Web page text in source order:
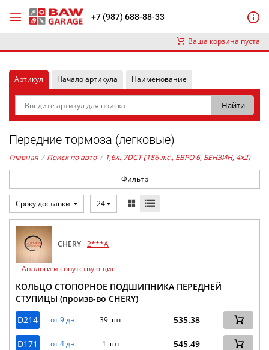
+7 (987) 688-88-33
Ваша корзина пуста
Артикул Начало артикула Наименование
Передние тормоза (легковые)
Главная / Поиск по авто / 1,6л. 7DCT (186 л.с., ЕВРО 6, БЕНЗИН, 4x2)
Фильтр
Сроку доставки 24
CHERY 2***A
Аналоги и сопутствующие
КОЛЬЦО СТОПОРНОЕ ПОДШИПНИКА ПЕРЕДНЕЙ
СТУПИЦЫ (произв-во CHERY)
D214
от 9 дн. 39 шт 535.38
D171 от 4 дн. 1 шт 545.49